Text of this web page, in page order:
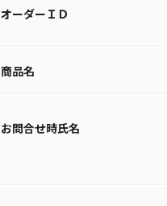
オーダーＩＤ
商品名
お問合せ時氏名